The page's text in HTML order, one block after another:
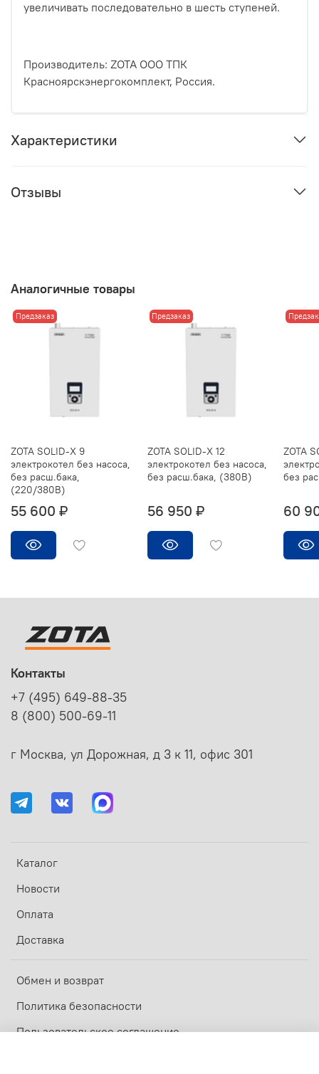
увеличивать последовательно в шесть ступеней.
Производитель: ZOTA ООО ТПК
Красноярскэнергокомплект, Россия.
Характеристики
Отзывы
Аналогичные товары
Предзаказ
ZOTA SOLID-X 9
электрокотел без насоса,
без расш.бака,
(220/380В)
55 600 ₽
Предзаказ
ZOTA SOLID-X 12
электрокотел без насоса,
без расш.бака, (380В)
56 950 ₽
ZOTA
без
60
Каталог
Новости
Оплата
Доставка
Обмен и возврат
Политика безопасности
Пользовательское соглашение
Контакты
+7 (495) 649-88-35
8 (800) 500-69-11
г Москва, ул Дорожная, д 3 к 11, офис 301